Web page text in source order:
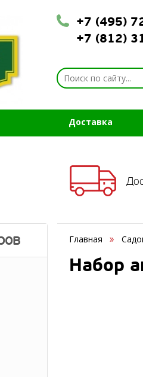
+7 (495)
+7 (812)
Доставка
Главная
Набор